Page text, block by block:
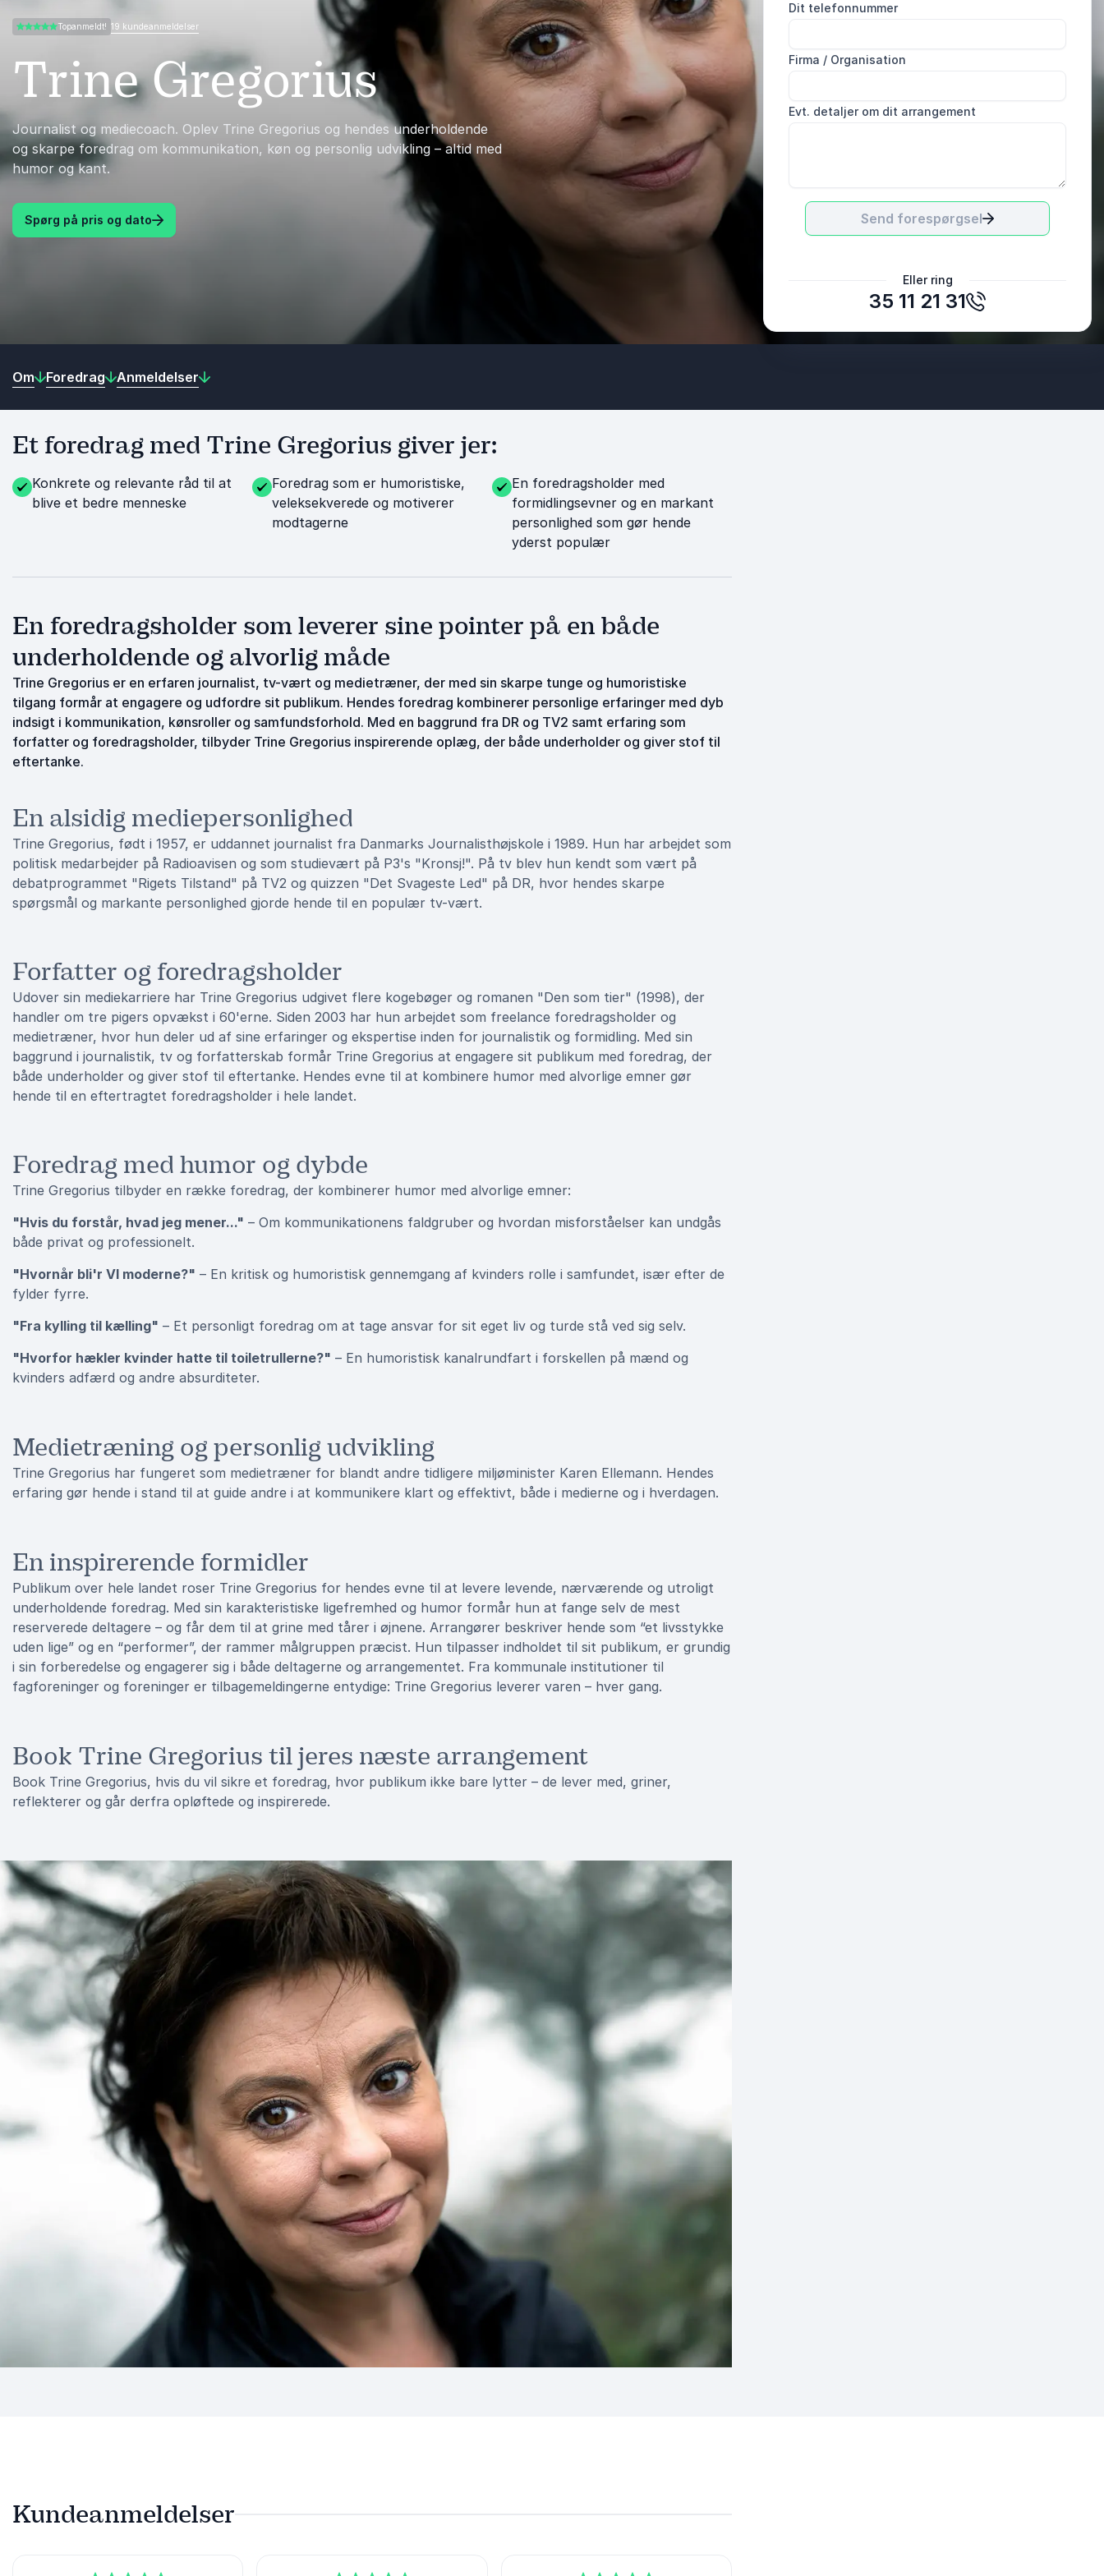
Trine Gregorius
Journalist og mediecoach. Oplev Trine Gregorius og hendes underholdende
og skarpe foredrag om kommunikation, køn og personlig udvikling – altid med
humor og kant.
Spørg på pris og dato
5.00 ud af 5Topanmeldt! 19 kundeanmeldelser
Dit telefonnummer
Firma / Organisation
Evt. detaljer om dit arrangement
Send forespørgsel
Eller ring
35 11 21 31
Om Foredrag Anmeldelser
Et foredrag med Trine Gregorius giver jer:
Konkrete og relevante råd til at
blive et bedre menneske
Foredrag som er humoristiske,
veleksekverede og motiverer
modtagerne
En foredragsholder med
formidlingsevner og en markant
personlighed som gør hende
yderst populær
En foredragsholder som leverer sine pointer på en både
underholdende og alvorlig måde
Trine Gregorius er en erfaren journalist, tv-vært og medietræner, der med sin skarpe tunge og humoristiske
tilgang formår at engagere og udfordre sit publikum. Hendes foredrag kombinerer personlige erfaringer med dyb
indsigt i kommunikation, kønsroller og samfundsforhold. Med en baggrund fra DR og TV2 samt erfaring som
forfatter og foredragsholder, tilbyder Trine Gregorius inspirerende oplæg, der både underholder og giver stof til
eftertanke.
En alsidig mediepersonlighed
Trine Gregorius, født i 1957, er uddannet journalist fra Danmarks Journalisthøjskole i 1989. Hun har arbejdet som
politisk medarbejder på Radioavisen og som studievært på P3's "Kronsj!". På tv blev hun kendt som vært på
debatprogrammet "Rigets Tilstand" på TV2 og quizzen "Det Svageste Led" på DR, hvor hendes skarpe
spørgsmål og markante personlighed gjorde hende til en populær tv-vært.
Forfatter og foredragsholder
Udover sin mediekarriere har Trine Gregorius udgivet flere kogebøger og romanen "Den som tier" (1998), der
handler om tre pigers opvækst i 60'erne. Siden 2003 har hun arbejdet som freelance foredragsholder og
medietræner, hvor hun deler ud af sine erfaringer og ekspertise inden for journalistik og formidling. Med sin
baggrund i journalistik, tv og forfatterskab formår Trine Gregorius at engagere sit publikum med foredrag, der
både underholder og giver stof til eftertanke. Hendes evne til at kombinere humor med alvorlige emner gør
hende til en eftertragtet foredragsholder i hele landet.
Foredrag med humor og dybde
Trine Gregorius tilbyder en række foredrag, der kombinerer humor med alvorlige emner:
"Hvis du forstår, hvad jeg mener..." – Om kommunikationens faldgruber og hvordan misforståelser kan undgås
både privat og professionelt.
"Hvornår bli'r VI moderne?" – En kritisk og humoristisk gennemgang af kvinders rolle i samfundet, især efter de
fylder fyrre.
"Fra kylling til kælling" – Et personligt foredrag om at tage ansvar for sit eget liv og turde stå ved sig selv.
"Hvorfor hækler kvinder hatte til toiletrullerne?" – En humoristisk kanalrundfart i forskellen på mænd og
kvinders adfærd og andre absurditeter.
Medietræning og personlig udvikling
Trine Gregorius har fungeret som medietræner for blandt andre tidligere miljøminister Karen Ellemann. Hendes
erfaring gør hende i stand til at guide andre i at kommunikere klart og effektivt, både i medierne og i hverdagen.
En inspirerende formidler
Publikum over hele landet roser Trine Gregorius for hendes evne til at levere levende, nærværende og utroligt
underholdende foredrag. Med sin karakteristiske ligefremhed og humor formår hun at fange selv de mest
reserverede deltagere – og får dem til at grine med tårer i øjnene. Arrangører beskriver hende som “et livsstykke
uden lige” og en “performer”, der rammer målgruppen præcist. Hun tilpasser indholdet til sit publikum, er grundig
i sin forberedelse og engagerer sig i både deltagerne og arrangementet. Fra kommunale institutioner til
fagforeninger og foreninger er tilbagemeldingerne entydige: Trine Gregorius leverer varen – hver gang.
Book Trine Gregorius til jeres næste arrangement
Book Trine Gregorius, hvis du vil sikre et foredrag, hvor publikum ikke bare lytter – de lever med, griner,
reflekterer og går derfra opløftede og inspirerede.
Kundeanmeldelser